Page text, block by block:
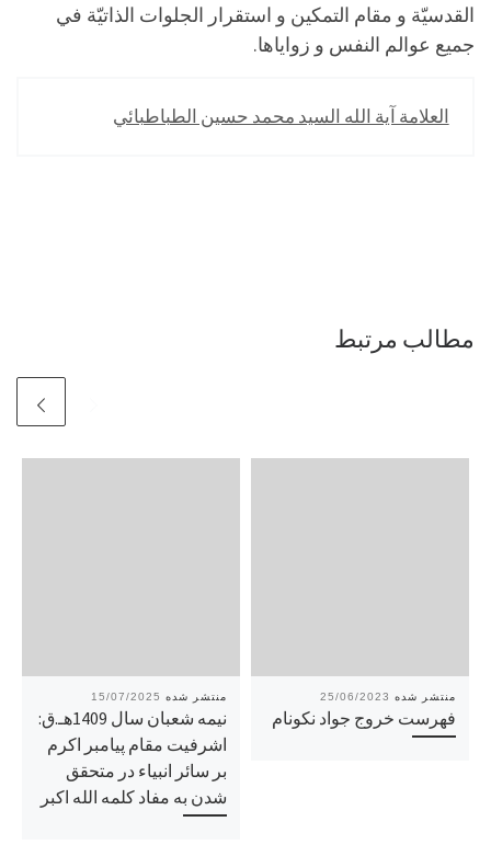
القدسيّة و مقام التمكين و استقرار الجلوات الذاتيّة في
جميع عوالم النفس و زواياها.
العلامة آية الله السيد محمد حسين الطباطبائي
مطالب مرتبط
15/07/2025
نیمه شعبان سال 1409هـ.ق:
اشرفیت مقام پیامبر اكرم
بر سائر انبیاء در متحقق
شدن به مفاد كلمه الله اكبر
25/06/2023
فهرست خروج جواد نکونام